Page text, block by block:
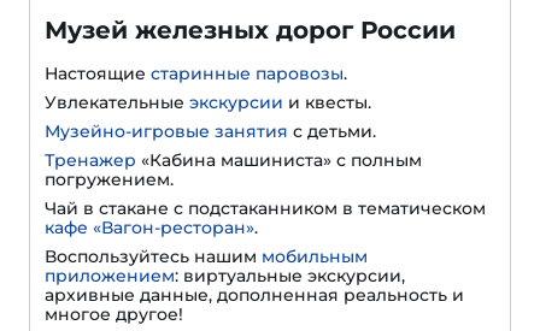
Музей железных дорог России
Настоящие старинные паровозы.
Увлекательные экскурсии и квесты.
Музейно-игровые занятия с детьми.
Тренажер «Кабина машиниста» с полным
погружением.
Чай в стакане с подстаканником в тематическом
кафе «Вагон-ресторан».
Воспользуйтесь нашим мобильным
приложением: виртуальные экскурсии,
архивные данные, дополненная реальность и
многое другое!